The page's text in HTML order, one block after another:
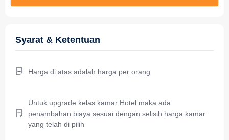
Syarat & Ketentuan
Harga di atas adalah harga per orang
Untuk upgrade kelas kamar Hotel maka ada
penambahan biaya sesuai dengan selisih harga kamar
yang telah di pilih